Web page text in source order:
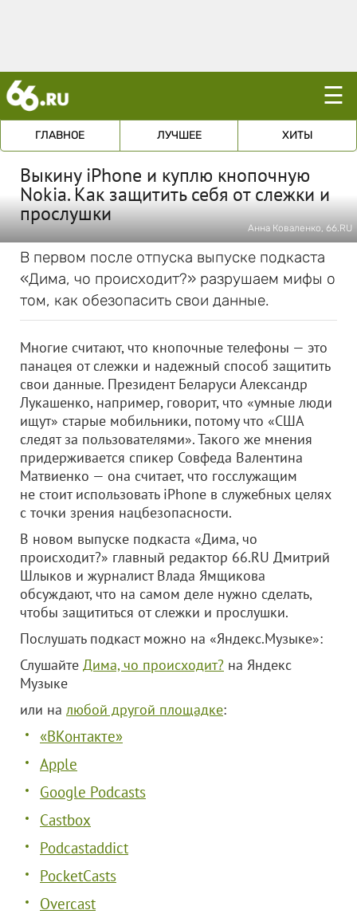
☰
ГЛАВНОЕ ЛУЧШЕЕ ХИТЫ
Выкину iPhone и куплю кнопочную
Nokia. Как защитить себя от слежки и
прослушки
Анна Коваленко, 66.RU
В первом после отпуска выпуске подкаста
«Дима, чо происходит?» разрушаем мифы о
том, как обезопасить свои данные.
Многие считают, что кнопочные телефоны — это
панацея от слежки и надежный способ защитить
свои данные. Президент Беларуси Александр
Лукашенко, например, говорит, что «умные люди
ищут» старые мобильники, потому что «США
следят за пользователями». Такого же мнения
придерживается спикер Совфеда Валентина
Матвиенко — она считает, что госслужащим
не стоит использовать iPhone в служебных целях
с точки зрения нацбезопасности.
В новом выпуске подкаста «Дима, чо
происходит?» главный редактор 66.RU Дмитрий
Шлыков и журналист Влада Ямщикова
обсуждают, что на самом деле нужно сделать,
чтобы защититься от слежки и прослушки.
Послушать подкаст можно на «Яндекс.Музыке»:
Слушайте Дима, чо происходит? на Яндекс
Музыке
или на любой другой площадке:
«ВКонтакте»
Apple
Google Podcasts
Castbox
Podcastaddict
PocketCasts
Overcast